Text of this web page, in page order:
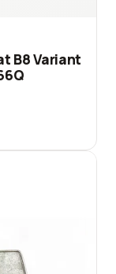
B8 Variant